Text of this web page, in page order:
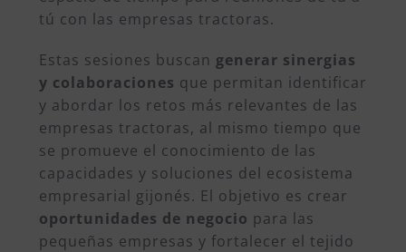
tú con las empresas tractoras.
Estas sesiones buscan generar sinergias
y colaboraciones que permitan identificar
y abordar los retos más relevantes de las
empresas tractoras, al mismo tiempo que
se promueve el conocimiento de las
capacidades y soluciones del ecosistema
empresarial gijonés. El objetivo es crear
oportunidades de negocio para las
pequeñas empresas y fortalecer el tejido